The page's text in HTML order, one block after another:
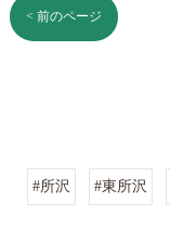
< 前のページ
#所沢 #東所沢